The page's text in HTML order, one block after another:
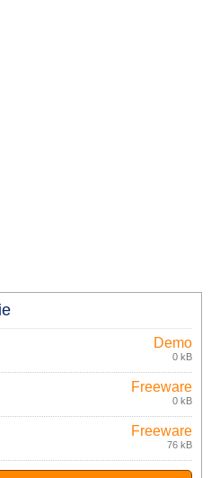
Demo
0 kB
Freeware
0 kB
Freeware
76 kB